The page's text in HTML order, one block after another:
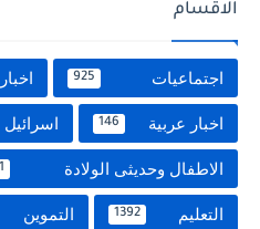
الاقسام
اجتماعيات 925
اخبار عربية 146 اسرائيل
الاطفال وحديثى الولادة
التعليم 1392 التموين